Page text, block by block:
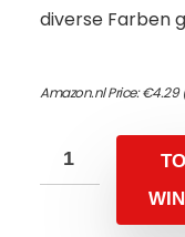
diverse Farben
Amazon.nl Price:€4.29